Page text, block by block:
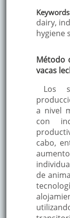
dairy,
hygiene
Método
vacas
Los
a nivel
con
cabo,
de